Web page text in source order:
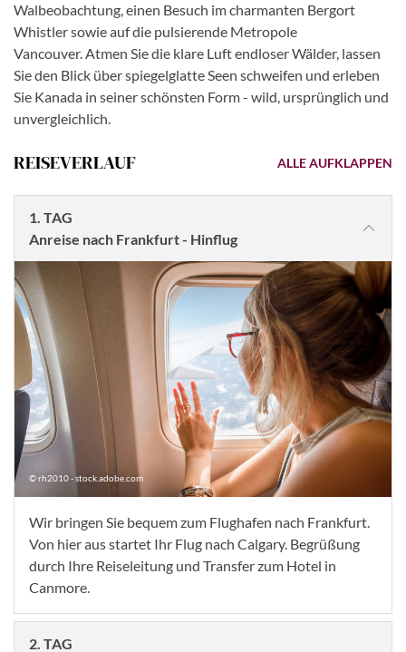
Walbeobachtung, einen Besuch im charmanten Bergort
Whistler sowie auf die pulsierende Metropole
Vancouver. Atmen Sie die klare Luft endloser Wälder, lassen
Sie den Blick über spiegelglatte Seen schweifen und erleben
Sie Kanada in seiner schönsten Form - wild, ursprünglich und
unvergleichlich.
REISEVERLAUF ALLE AUFKLAPPEN
1. TAG
​Anreise nach Frankfurt - Hinflug
© rh2010 - stock.adobe.com
Wir bringen Sie bequem zum Flughafen nach Frankfurt.
Von hier aus startet Ihr Flug nach Calgary. Begrüßung
durch Ihre Reiseleitung und Transfer zum Hotel in
Canmore.
2. TAG